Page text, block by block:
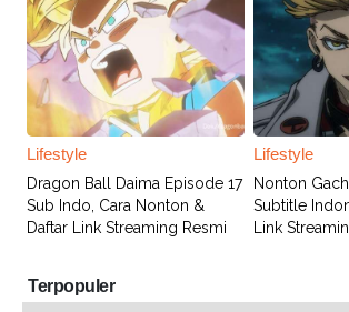
Lifestyle
Dragon Ball Daima Episode 17
Sub Indo, Cara Nonton &
Daftar Link Streaming Resmi
Lifestyle
Nonton
Subtitle
Link
Terpopuler